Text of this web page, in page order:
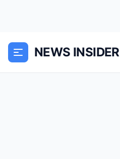
NEWS INSIDER